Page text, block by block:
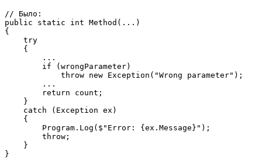
// Было:
public static int Method(...)
{
    try
    {
        ...
        if (wrongParameter)
            throw new Exception("Wrong parameter");
        ...
        return count;
    }
    catch (Exception ex)
    {
        Program.Log($"Error: {ex.Message}");
        throw;
    }
}